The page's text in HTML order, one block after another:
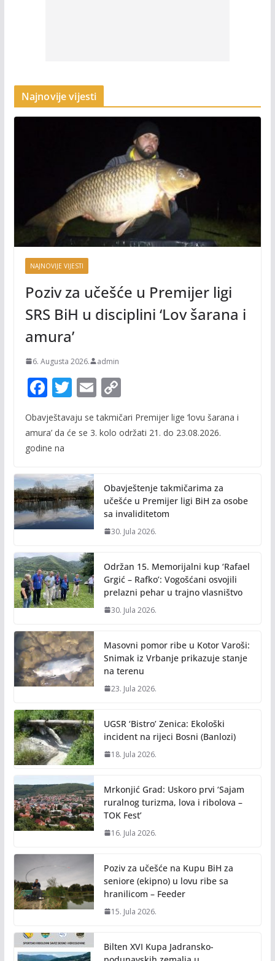
Najnovije vijesti
NAJNOVIJE VIJESTI
Poziv za učešće u Premijer ligi
SRS BiH u disciplini ‘Lov šarana i
amura’
6. Augusta 2026. admin
F
ac
e
b
o
k
T
itt
E
m
ai
C
o
p
n
k
Obavještavaju se takmičari Premijer lige ‘lovu šarana i
amura’ da će se 3. kolo održati 21. do 23.08.2026.
godine na
Obavještenje takmičarima za
učešće u Premijer ligi BiH za osobe
sa invaliditetom
30. Jula 2026.
Održan 15. Memorijalni kup ‘Rafael
Grgić – Rafko’: Vogošćani osvojili
prelazni pehar u trajno vlasništvo
30. Jula 2026.
Masovni pomor ribe u Kotor Varoši:
Snimak iz Vrbanje prikazuje stanje
na terenu
23. Jula 2026.
UGSR ‘Bistro’ Zenica: Ekološki
incident na rijeci Bosni (Banlozi)
18. Jula 2026.
Mrkonjić Grad: Uskoro prvi ‘Sajam
ruralnog turizma, lova i ribolova –
TOK Fest’
16. Jula 2026.
Poziv za učešće na Kupu BiH za
seniore (ekipno) u lovu ribe sa
hranilicom – Feeder
15. Jula 2026.
Bilten XVI Kupa Jadransko-